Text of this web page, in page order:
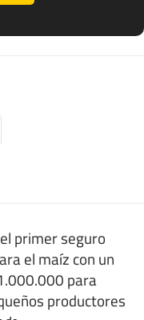
primer seguro
el maíz con un
para
productores